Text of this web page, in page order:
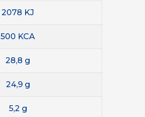
2078 KJ
500 KCA
28,8 g
24,9 g
5,2 g